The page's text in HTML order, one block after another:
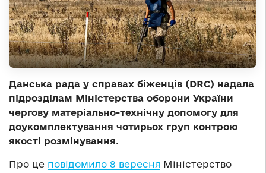
Данська рада у справах біженців (DRC) надала
підрозділам Міністерства оборони України
чергову матеріально-технічну допомогу для
доукомплектування чотирьох груп контрою
якості розмінування.
Про це повідомило 8 вересня Міністерство